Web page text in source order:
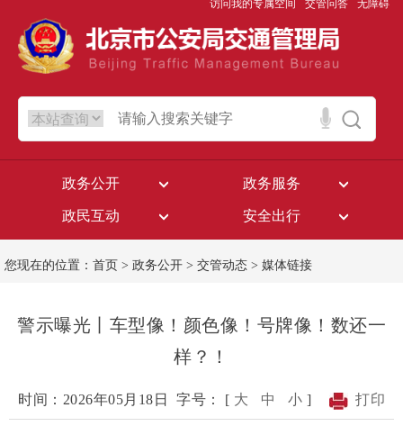
访问我的专属空间 交管问答 无障碍
政务公开 政务服务
政民互动 安全出行
您现在的位置： 首页 > 政务公开 > 交管动态 > 媒体链接
警示曝光丨车型像！颜色像！号牌像！数还一
样？！
时间：2026年05月18日 字号： [ 大 中 小 ] 打印